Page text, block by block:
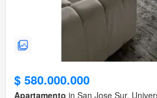
$ 580.000.000
Apartamento in San Jose Sur,